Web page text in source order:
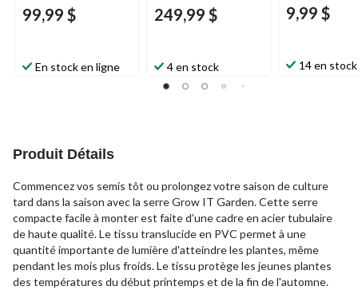
99,99 $
En stock en ligne
249,99 $
4 en stock
9,99 $
14 en stock
Produit Détails
Commencez vos semis tôt ou prolongez votre saison de culture
tard dans la saison avec la serre Grow IT Garden. Cette serre
compacte facile à monter est faite d’une cadre en acier tubulaire
de haute qualité. Le tissu translucide en PVC permet à une
quantité importante de lumière d'atteindre les plantes, même
pendant les mois plus froids. Le tissu protège les jeunes plantes
des températures du début printemps et de la fin de l'automne.